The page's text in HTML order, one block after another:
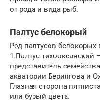
от рода и вида рыб.
Палтус белокорый
Род палтусов белокорых
1.Палтус
представитель
акватории Берингова и
Глазная сторона
или бурый цвета.